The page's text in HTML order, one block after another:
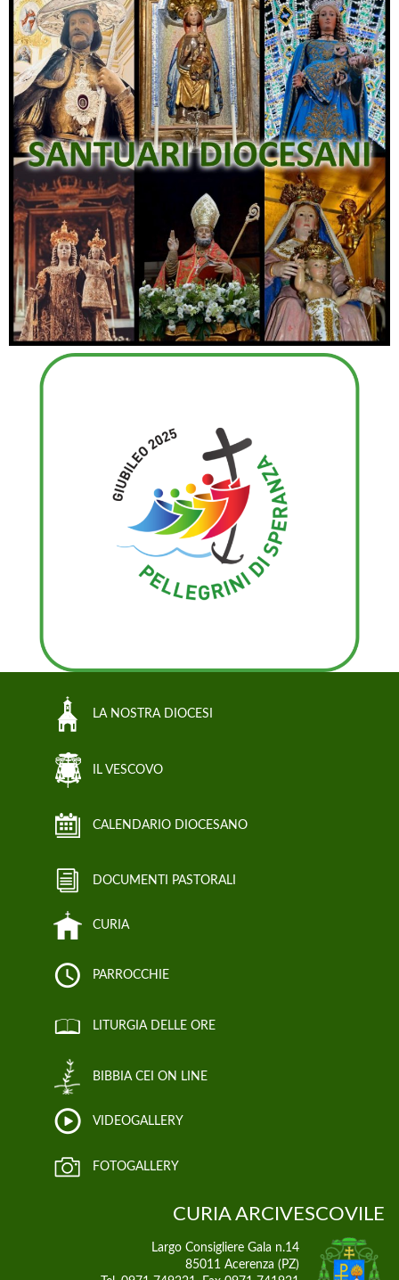
LA NOSTRA DIOCESI
IL VESCOVO
CALENDARIO DIOCESANO
DOCUMENTI PASTORALI
CURIA
PARROCCHIE
LITURGIA DELLE ORE
BIBBIA CEI ON LINE
VIDEOGALLERY
FOTOGALLERY
CURIA ARCIVESCOVILE
Largo Consigliere Gala n.14
85011 Acerenza (PZ)